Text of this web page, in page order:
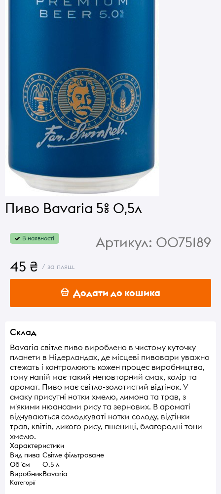
Пиво Bavaria 5% 0,5л
В наявності Артикул: 0075189
45 ₴ / за пляш.
Додати до кошика
Склад
Bavaria світле пиво вироблено в чистому куточку
планети в Нідерландах, де місцеві пивовари уважно
стежать і контролюють кожен процес виробництва,
тому напій має такий неповторний смак, колір та
аромат. Пиво має світло-золотистий відтінок. У
смаку присутні нотки хмелю, лимона та трав, з
м'якими нюансами рису та зернових. В ароматі
відчуваються солодкуваті нотки солоду, відтінки
трав, квітів, дикого рису, пшениці, благородні тони
хмелю.
Характеристики
Вид пива Світле фільтроване
Об `єм
0.5 л
ВиробникBavaria
Категорії